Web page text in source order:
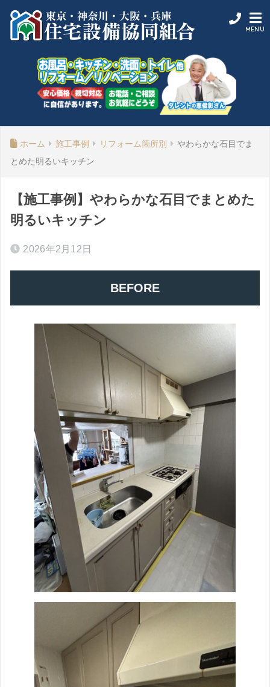
ホーム 施工事例 リフォーム箇所別
やわらかな石目でま
とめた明るいキッチン
【施工事例】やわらかな石目でまとめた
明るいキッチン
2026年2月12日
BEFORE